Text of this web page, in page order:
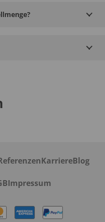
KarriereBlog
Impressum